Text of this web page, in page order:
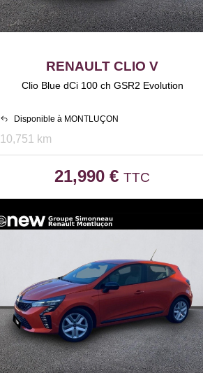
RENAULT CLIO V
Clio Blue dCi 100 ch GSR2 Evolution
Disponible à MONTLUÇON
10,751 km
21,990 €TTC